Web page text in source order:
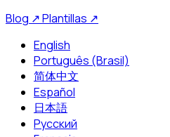
Blog ↗Plantillas ↗
English
Português (Brasil)
简体中文
Español
日本語
Русский